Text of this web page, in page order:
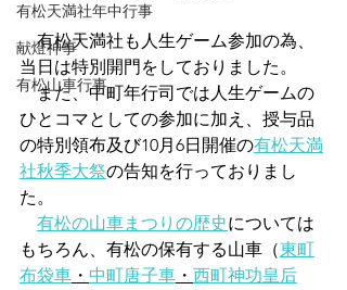
有松天満社年中行事
献燈神事
有松山車行事
有松天満社も人生ゲーム参加の為、
当日は特別開門をしておりました。
また、中町年行司では人生ゲームの
ひとコマとしての参加に加え、授与品
の特別領布及び10月6日開催の有松天満
社秋季大祭の告知を行っておりまし
た。
有松の山車まつりの歴史については
もちろん、有松の保有する山車（東町
布袋車 ・ 中町唐子車 ・ 西町神功皇后